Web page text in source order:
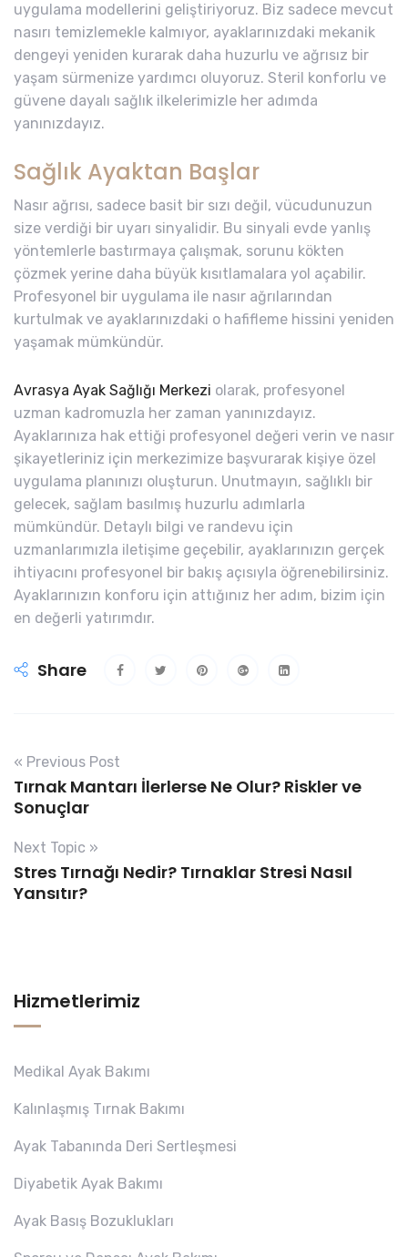
uygulama modellerini geliştiriyoruz. Biz sadece mevcut
nasırı temizlemekle kalmıyor, ayaklarınızdaki mekanik
dengeyi yeniden kurarak daha huzurlu ve ağrısız bir
yaşam sürmenize yardımcı oluyoruz. Steril konforlu ve
güvene dayalı sağlık ilkelerimizle her adımda
yanınızdayız.
Sağlık Ayaktan Başlar
Nasır ağrısı, sadece basit bir sızı değil, vücudunuzun
size verdiği bir uyarı sinyalidir. Bu sinyali evde yanlış
yöntemlerle bastırmaya çalışmak, sorunu kökten
çözmek yerine daha büyük kısıtlamalara yol açabilir.
Profesyonel bir uygulama ile nasır ağrılarından
kurtulmak ve ayaklarınızdaki o hafifleme hissini yeniden
yaşamak mümkündür.
Avrasya Ayak Sağlığı Merkezi olarak, profesyonel
uzman kadromuzla her zaman yanınızdayız.
Ayaklarınıza hak ettiği profesyonel değeri verin ve nasır
şikayetleriniz için merkezimize başvurarak kişiye özel
uygulama planınızı oluşturun. Unutmayın, sağlıklı bir
gelecek, sağlam basılmış huzurlu adımlarla
mümkündür. Detaylı bilgi ve randevu için
uzmanlarımızla iletişime geçebilir, ayaklarınızın gerçek
ihtiyacını profesyonel bir bakış açısıyla öğrenebilirsiniz.
Ayaklarınızın konforu için attığınız her adım, bizim için
en değerli yatırımdır.
Share
« Previous Post
Tırnak Mantarı İlerlerse Ne Olur? Riskler ve
Sonuçlar
Next Topic »
Stres Tırnağı Nedir? Tırnaklar Stresi Nasıl
Yansıtır?
Hizmetlerimiz
Medikal Ayak Bakımı
Kalınlaşmış Tırnak Bakımı
Ayak Tabanında Deri Sertleşmesi
Diyabetik Ayak Bakımı
Ayak Basış Bozuklukları